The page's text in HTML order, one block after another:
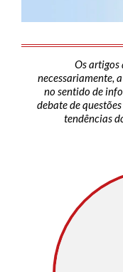
Os artigos
necessariamente,
no sentido de
debate de
tendências